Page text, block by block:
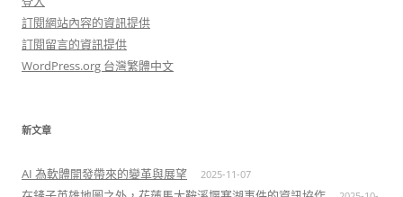
訂閱網站內容的資訊提供
訂閱留言的資訊提供
WordPress.org 台灣繁體中文
新文章
AI 為軟體開發帶來的變革與展望 2025-11-07